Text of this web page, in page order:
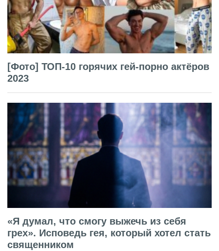
[Фото] ТОП-10 горячих гей-порно актёров
2023
«Я думал, что смогу выжечь из себя
грех». Исповедь гея, который хотел стать
священником